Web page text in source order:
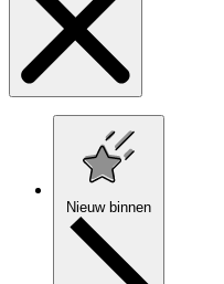
Nieuw binnen